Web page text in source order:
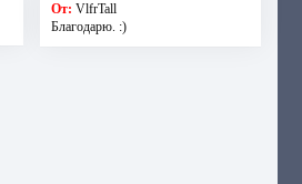
От: VlfrTall
Благодарю. :)